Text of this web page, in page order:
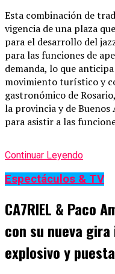
Esta combinación de
vigencia de una plaza
para el desarrollo del
para las funciones de
demanda, lo que
movimiento turístico y
gastronómico de
la provincia y de Buenos
para asistir a las
Continuar Leyendo
Espectáculos & TV
CA7RIEL & Paco
con su nueva
explosivo y